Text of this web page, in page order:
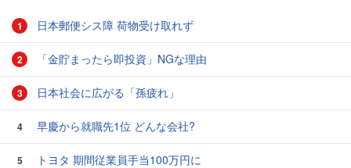
1 日本郵便シス障 荷物受け取れず
2 「金貯まったら即投資」NGな理由
3 日本社会に広がる「孫疲れ」
4 早慶から就職先1位 どんな会社?
5
トヨタ 期間従業員手当100万円に